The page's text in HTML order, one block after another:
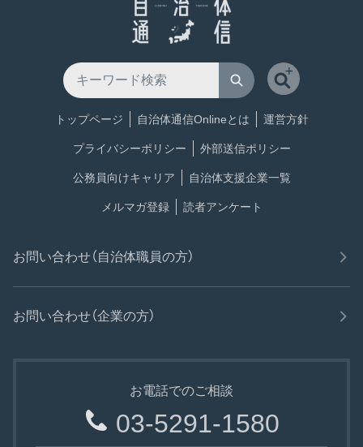
トップページ 自治体通信Onlineとは 運営方針
プライバシーポリシー 外部送信ポリシー
公務員向けキャリア 自治体支援企業一覧
メルマガ登録 読者アンケート
お問い合わせ（自治体職員の方）
お問い合わせ（企業の方）
お電話でのご相談
03-5291-1580